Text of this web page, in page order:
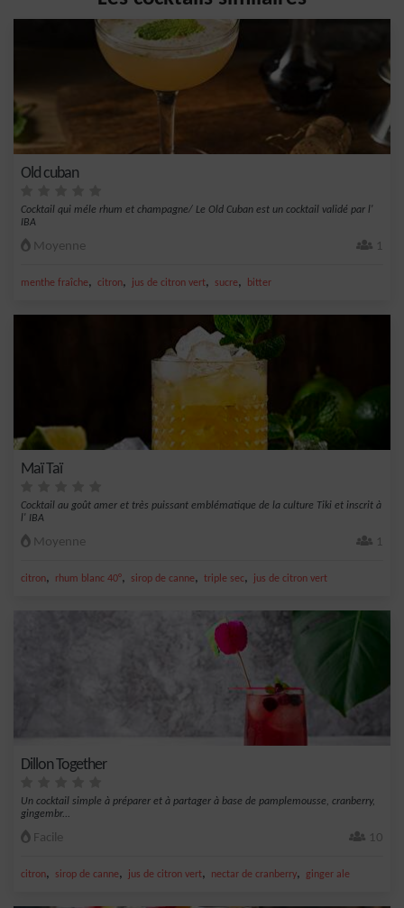
Old cuban
Cocktail qui méle rhum et champagne/ Le Old Cuban est un cocktail validé par l'
IBA
Moyenne 1
menthe fraîche, citron, jus de citron vert, sucre, bitter
Maï Taï
Cocktail au goût amer et très puissant emblématique de la culture Tiki et inscrit à
l' IBA
Moyenne 1
citron, rhum blanc 40°, sirop de canne, triple sec, jus de citron vert
Dillon Together
Un cocktail simple à préparer et à partager à base de pamplemousse, cranberry,
gingembr...
Facile 10
citron, sirop de canne, jus de citron vert, nectar de cranberry, ginger ale